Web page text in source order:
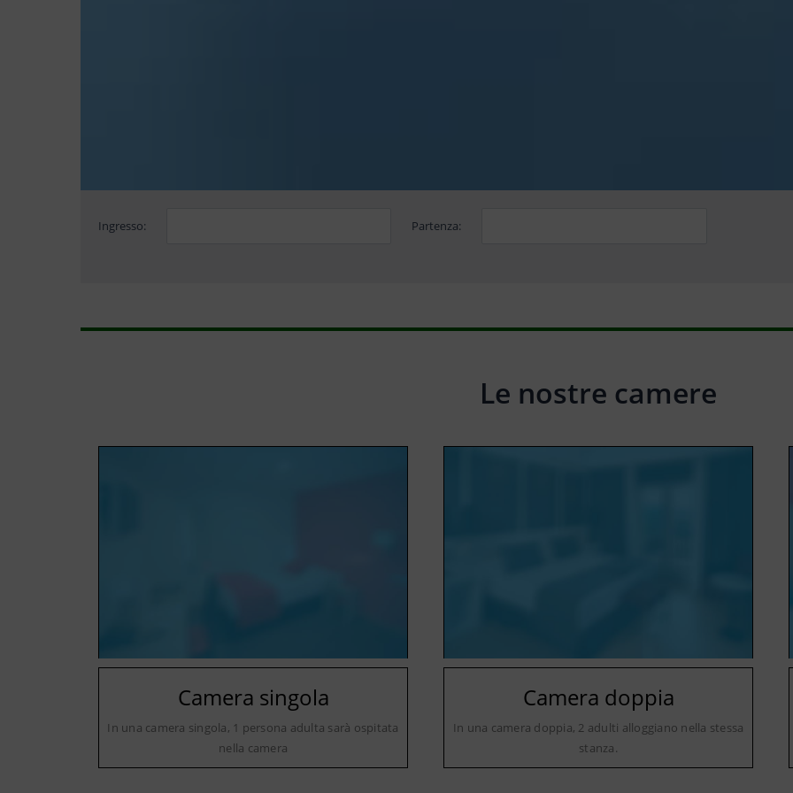
Ingresso: Partenza:
Le nostre camere
Camera singola
In una camera singola, 1 persona adulta sarà ospitata
nella camera
Camera doppia
In una camera doppia, 2 adulti alloggiano nella stessa
stanza.